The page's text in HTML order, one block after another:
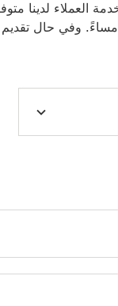
إلى 4:30 مساءً. وفي حال